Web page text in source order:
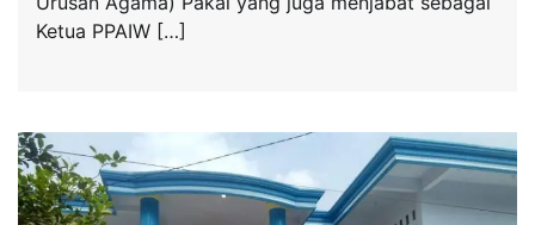
Ketua PPAIW […]